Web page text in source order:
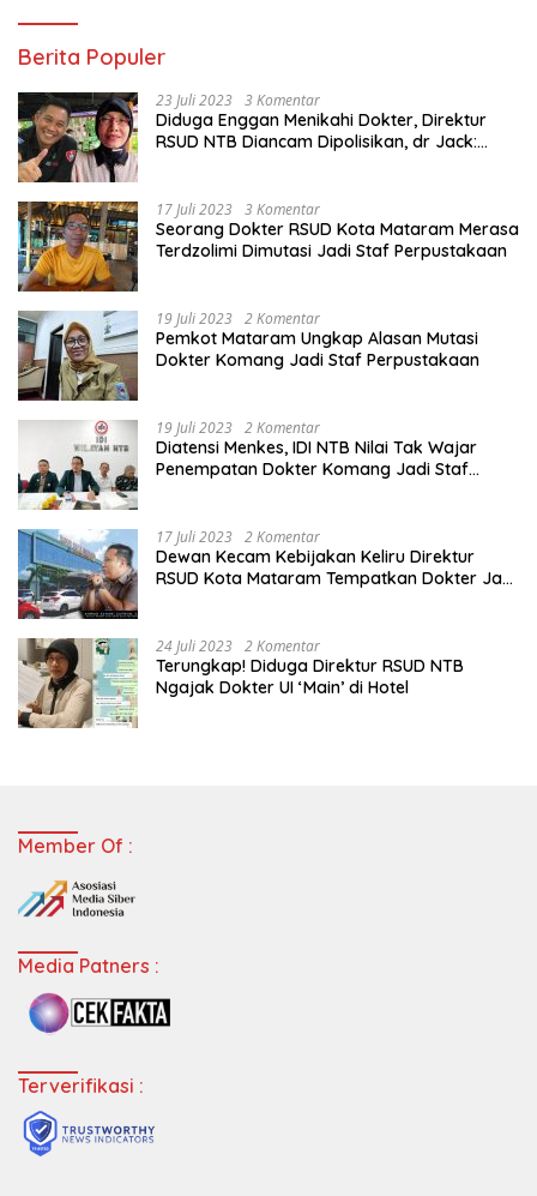
Berita Populer
23 Juli 2023 3 Komentar
Diduga Enggan Menikahi Dokter, Direktur
RSUD NTB Diancam Dipolisikan, dr Jack:
17 Juli 2023 3 Komentar
Seorang Dokter RSUD Kota Mataram Merasa
Terdzolimi Dimutasi Jadi Staf Perpustakaan
19 Juli 2023 2 Komentar
Pemkot Mataram Ungkap Alasan Mutasi
Dokter Komang Jadi Staf Perpustakaan
19 Juli 2023 2 Komentar
Diatensi Menkes, IDI NTB Nilai Tak Wajar
Penempatan Dokter Komang Jadi Staf
17 Juli 2023 2 Komentar
Dewan Kecam Kebijakan Keliru Direktur
RSUD Kota Mataram Tempatkan Dokter Jadi
24 Juli 2023 2 Komentar
Terungkap! Diduga Direktur RSUD NTB
Ngajak Dokter UI ‘Main’ di Hotel
Member Of :
Media Patners :
Terverifikasi :